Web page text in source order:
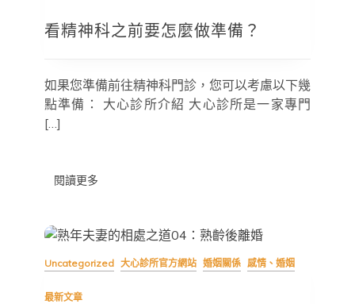
神
科
要
怎
麼
看精神科之前要怎麼做準備？
如果您準備前往精神科門診，您可以考慮以下幾
點準備： 大心診所介紹 大心診所是一家專門
[…]
閱讀更多
Uncategorized 大心診所官方網站 婚姻關係 感情、婚姻
最新文章